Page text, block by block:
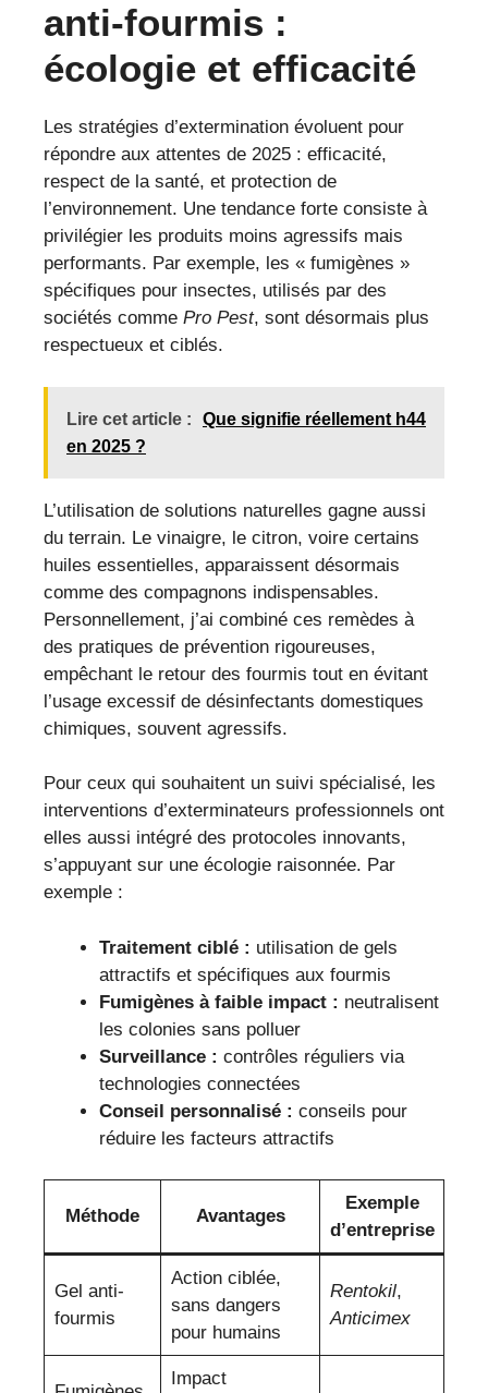
anti-fourmis :
écologie et efficacité
Les stratégies d’extermination évoluent pour
répondre aux attentes de 2025 : efficacité,
respect de la santé, et protection de
l’environnement. Une tendance forte consiste à
privilégier les produits moins agressifs mais
performants. Par exemple, les « fumigènes »
spécifiques pour insectes, utilisés par des
sociétés comme Pro Pest, sont désormais plus
respectueux et ciblés.
Lire cet article :
Que signifie réellement h44
en 2025 ?
L’utilisation de solutions naturelles gagne aussi
du terrain. Le vinaigre, le citron, voire certains
huiles essentielles, apparaissent désormais
comme des compagnons indispensables.
Personnellement, j’ai combiné ces remèdes à
des pratiques de prévention rigoureuses,
empêchant le retour des fourmis tout en évitant
l’usage excessif de désinfectants domestiques
chimiques, souvent agressifs.
Pour ceux qui souhaitent un suivi spécialisé, les
interventions d’exterminateurs professionnels ont
elles aussi intégré des protocoles innovants,
s’appuyant sur une écologie raisonnée. Par
exemple :
Traitement ciblé : utilisation de gels
attractifs et spécifiques aux fourmis
Fumigènes à faible impact : neutralisent
les colonies sans polluer
Surveillance : contrôles réguliers via
technologies connectées
Conseil personnalisé : conseils pour
réduire les facteurs attractifs
Méthode Avantages
Exemple
d’entreprise
Gel anti-
fourmis
Action ciblée,
sans dangers
pour humains
Rentokil,
Anticimex
Impact